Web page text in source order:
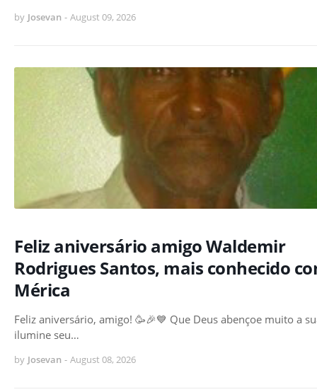
by Josevan - August 09, 2026
Feliz aniversário amigo Waldemir
Rodrigues Santos, mais conhecido
Mérica
Feliz aniversário, amigo! 🥳🎉💙 Que Deus abençoe muito a
ilumine seu…
by Josevan - August 08, 2026